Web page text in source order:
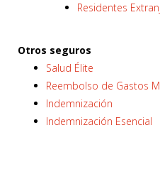
Residentes
Otros seguros
Salud Élite
Reembolso de Gastos
Indemnización
Indemnización Esencial